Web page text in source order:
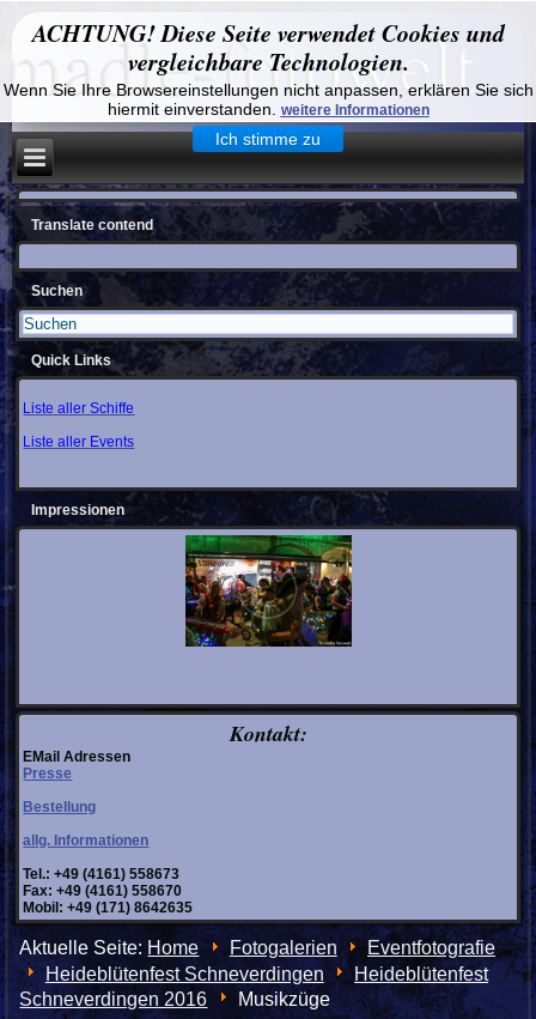
ACHTUNG! Diese Seite verwendet Cookies und
vergleichbare Technologien.
Wenn Sie Ihre Browsereinstellungen nicht anpassen, erklären Sie sich
hiermit einverstanden.
weitere Informationen
Ich stimme zu
Translate contend
Suchen
Quick Links
Liste aller Schiffe
Liste aller Events
Impressionen
Kontakt:
EMail Adressen
Presse
Bestellung
allg. Informationen
Tel.: +49 (4161) 558673
Fax: +49 (4161) 558670
Mobil: +49 (171) 8642635
Aktuelle Seite:Home Fotogalerien
Eventfotografie
Heideblütenfest Schneverdingen
Heideblütenfest
Schneverdingen 2016
Musikzüge